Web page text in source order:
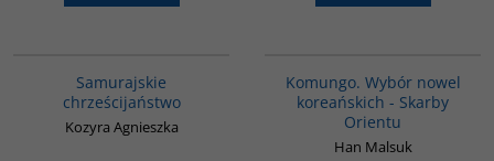
Samurajskie
chrześcijaństwo
Kozyra Agnieszka
Komungo. Wybór nowel
koreańskich - Skarby
Orientu
Han Malsuk